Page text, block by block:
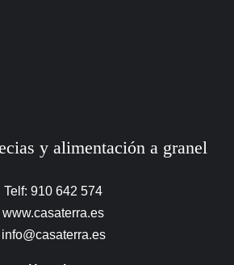
y alimentación a granel
Telf: 910 642 574
www.casaterra.es
info@casaterra.es